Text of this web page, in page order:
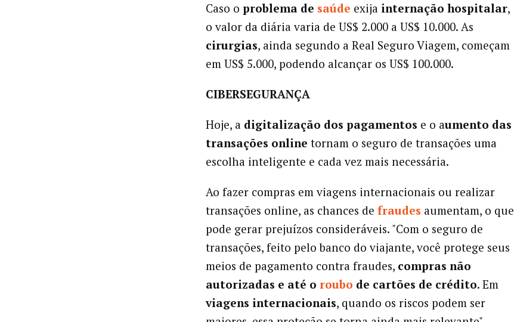
Caso o problema de saúde exija internação hospitalar,
o valor da diária varia de US$ 2.000 a US$ 10.000. As
cirurgias, ainda segundo a Real Seguro Viagem, começam
em US$ 5.000, podendo alcançar os US$ 100.000.
CIBERSEGURANÇA
Hoje, a digitalização dos pagamentos e o aumento das
transações online tornam o seguro de transações uma
escolha inteligente e cada vez mais necessária.
Ao fazer compras em viagens internacionais ou realizar
transações online, as chances de fraudes aumentam, o que
pode gerar prejuízos consideráveis. "Com o seguro de
transações, feito pelo banco do viajante, você protege seus
meios de pagamento contra fraudes, compras não
autorizadas e até o roubo de cartões de crédito. Em
viagens internacionais, quando os riscos podem ser